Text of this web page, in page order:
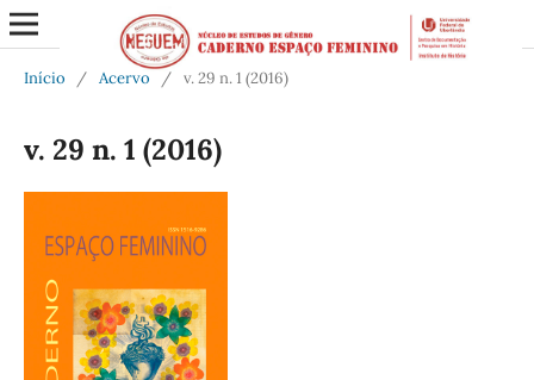
Início / Acervo / v. 29 n. 1 (2016)
v. 29 n. 1 (2016)